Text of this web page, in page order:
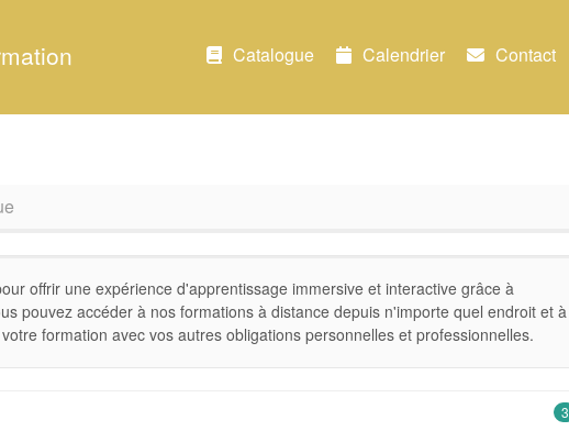
Catalogue Calendrier Contact
offrir une expérience d'apprentissage immersive et interactive grâce à
pouvez accéder à nos formations à distance depuis n'importe quel endroit et à
formation avec vos autres obligations personnelles et professionnelles.
3